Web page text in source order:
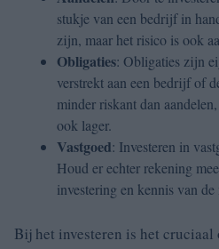
stukje van een bedrijf in
zijn, maar het risico is ook
Obligaties: Obligaties zijn
verstrekt aan een bedrijf of
minder riskant dan
ook lager.
Vastgoed: Investeren in
Houd er echter rekening
investering en kennis van de
Bij het investeren is het cruciaal